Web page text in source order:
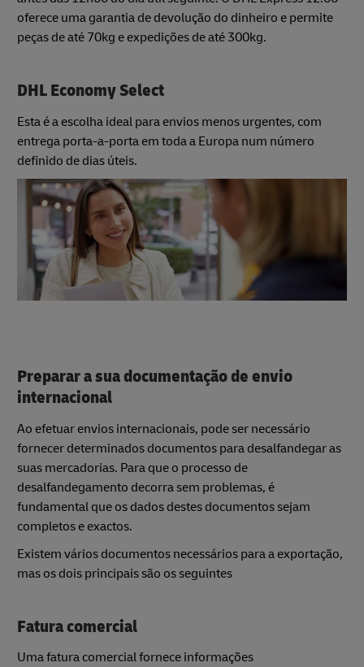
oferece uma garantia de devolução do dinheiro e permite
peças de até 70kg e expedições de até 300kg.
DHL Economy Select
Esta é a escolha ideal para envios menos urgentes, com
entrega porta-a-porta em toda a Europa num número
definido de dias úteis.
Preparar a sua documentação de envio
internacional
Ao efetuar envios internacionais, pode ser necessário
fornecer determinados documentos para desalfandegar as
suas mercadorias. Para que o processo de
desalfandegamento decorra sem problemas, é
fundamental que os dados destes documentos sejam
completos e exactos.
Existem vários documentos necessários para a exportação,
mas os dois principais são os seguintes
Fatura comercial
Uma fatura comercial fornece informações